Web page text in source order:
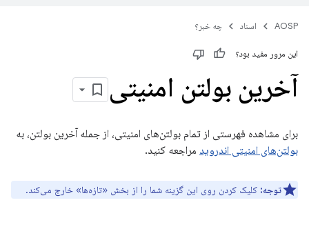
AOSP اسناد چه خبر؟
این مرور مفید بود؟
آخرین بولتن امنیتی
برای مشاهده فهرستی از تمام بولتن‌های امنیتی، از جمله آخرین بولتن، به
بولتن‌های امنیتی اندروید مراجعه کنید.
توجه: کلیک کردن روی این گزینه شما را از بخش «تازه‌ها» خارج می‌کند.